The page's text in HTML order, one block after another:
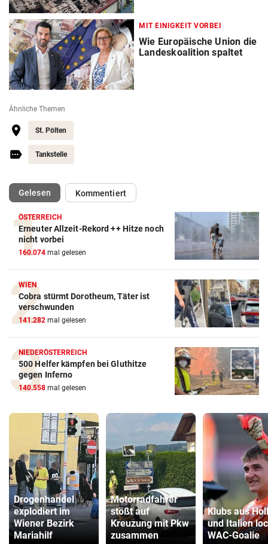
MIT EINIGKEIT VORBEI
Wie Europäische Union die
Landeskoalition spaltet
Ähnliche Themen
St. Pölten
Tankstelle
Gelesen(ausgewählt)Kommentiert
ÖSTERREICH
Erneuter Allzeit-Rekord ++ Hitze noch
nicht vorbei
160.074 mal gelesen
WIEN
Cobra stürmt Dorotheum, Täter ist
verschwunden
141.282 mal gelesen
NIEDERÖSTERREICH
500 Helfer kämpfen bei Gluthitze
gegen Inferno
140.558 mal gelesen
Drogenhandel
explodiert im
Wiener Bezirk
Mariahilf
Motorradfahrer
stößt auf
Kreuzung mit Pkw
zusammen
Klubs aus
und Italien
WAC-Goalie